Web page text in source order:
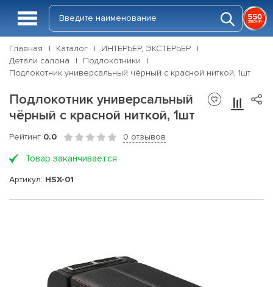
Главная Каталог
ИНТЕРЬЕР, ЭКСТЕРЬЕР
Детали салона
Подлокотники
Подлокотник универсальный чёрный с красной ниткой, 1шт
Подлокотник универсальный
чёрный с красной ниткой, 1шт
Рейтинг 0.0 0 отзывов
Товар заканчивается
Артикул: HSX-01